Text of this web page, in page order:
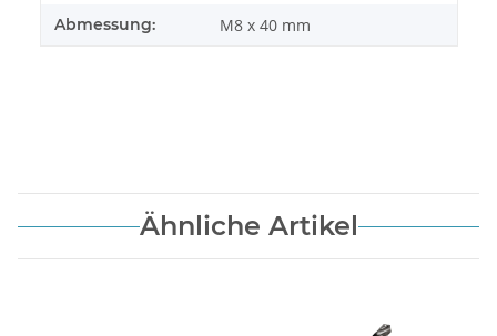
Abmessung: M8 x 40 mm
Ähnliche Artikel